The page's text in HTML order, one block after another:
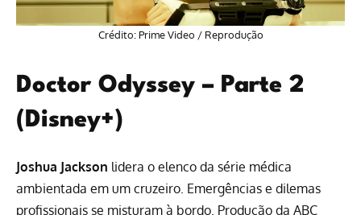
Crédito: Prime Video / Reprodução
Doctor Odyssey – Parte 2
(Disney+)
Joshua Jackson lidera o elenco da série médica
ambientada em um cruzeiro. Emergências e dilemas
profissionais se misturam à bordo. Produção da ABC